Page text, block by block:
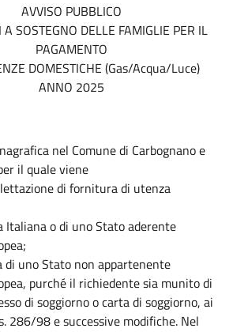
AVVISO PUBBLICO
A SOSTEGNO DELLE FAMIGLIE PER IL
PAGAMENTO
DOMESTICHE (Gas/Acqua/Luce)
ANNO 2025
nel Comune di Carbognano e
il quale viene
di fornitura di utenza
Italiana o di uno Stato aderente
di uno Stato non appartenente
purché il richiedente sia munito di
di soggiorno o carta di soggiorno, ai
286/98 e successive modifiche. Nel